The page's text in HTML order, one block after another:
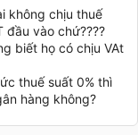
góp ý.
không chịu thuế
đầu vào chứ????
biết họ có chịu VAt
thuế suất 0% thì
hàng không?